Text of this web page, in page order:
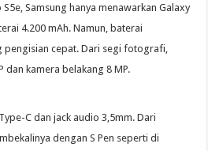
Samsung hanya menawarkan Galaxy
4.200 mAh. Namun, baterai
pengisian cepat. Dari segi fotografi,
dan kamera belakang 8 MP.
C dan jack audio 3,5mm. Dari
dengan S Pen seperti di